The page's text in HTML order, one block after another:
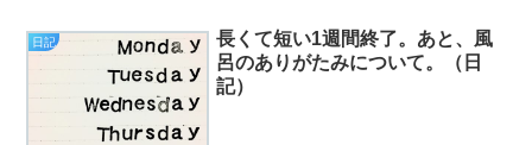
日記
長くて短い1週間終了。あと、風
呂のありがたみについて。（日
記）